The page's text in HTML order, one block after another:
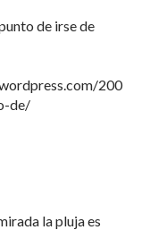
de irse de
200
de/
la pluja es